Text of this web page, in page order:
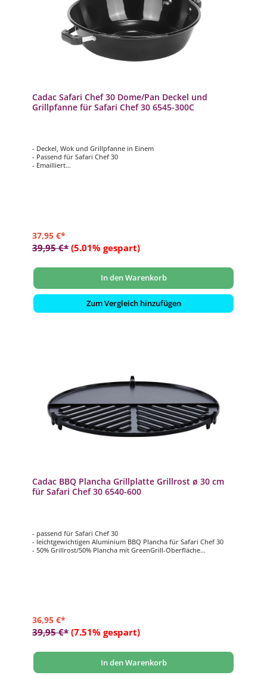
Cadac Safari Chef 30 Dome/Pan Deckel und
Grillpfanne für Safari Chef 30 6545-300C
- Deckel, Wok und Grillpfanne in Einem
- Passend für Safari Chef 30
- Emailliert
37,95 €*
39,95 €* (5.01% gespart)
In den Warenkorb
Zum Vergleich hinzufügen
Cadac BBQ Plancha Grillplatte Grillrost ø 30 cm
für Safari Chef 30 6540-600
- passend für Safari Chef 30
- leichtgewichtigen Aluminium BBQ Plancha für Safari Chef 30
- 50% Grillrost/50% Plancha mit GreenGrill-Oberfläche
36,95 €*
39,95 €* (7.51% gespart)
In den Warenkorb